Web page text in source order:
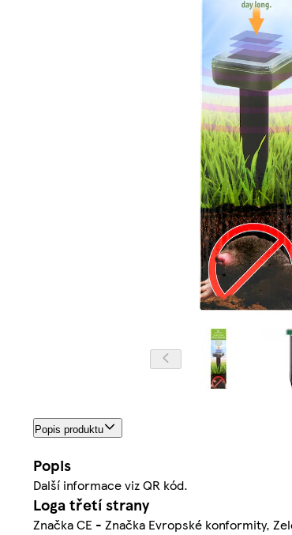
Popis produktu
Popis
Další informace viz QR kód.
Loga třetí strany
Značka CE - Značka Evropské konformity,